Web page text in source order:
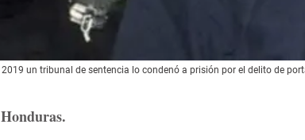
2019 un tribunal de sentencia lo condenó a prisión por el delito de